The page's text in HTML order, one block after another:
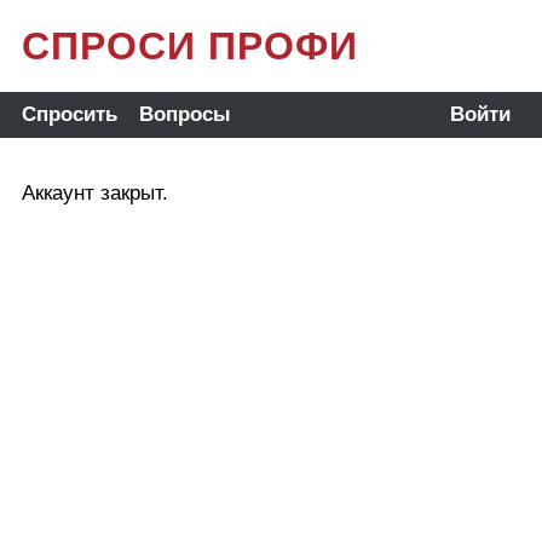
СПРОСИ ПРОФИ
Спросить Вопросы Войти
Аккаунт закрыт.